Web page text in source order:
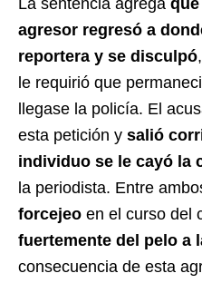
La sentencia agrega
agresor regresó a
reportera y se disculpó
le requirió que
llegase la policía. El
esta petición y salió
individuo se le cayó la
la periodista. Entre
forcejeo en el curso del
fuertemente del pelo a
consecuencia de esta